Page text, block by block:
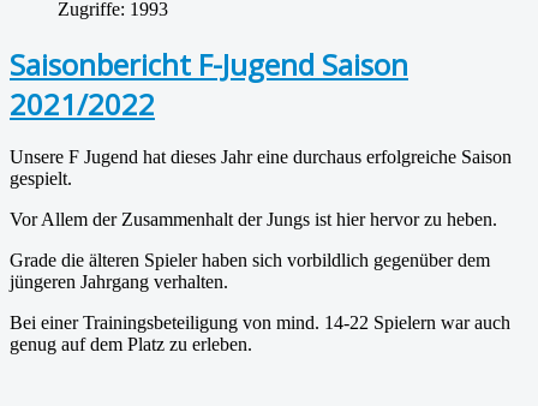
Zugriffe: 1993
Saisonbericht F-Jugend Saison
2021/2022
Unsere F Jugend hat dieses Jahr eine durchaus erfolgreiche Saison
gespielt.
Vor Allem der Zusammenhalt der Jungs ist hier hervor zu heben.
Grade die älteren Spieler haben sich vorbildlich gegenüber dem
jüngeren Jahrgang verhalten.
Bei einer Trainingsbeteiligung von mind. 14-22 Spielern war auch
genug auf dem Platz zu erleben.